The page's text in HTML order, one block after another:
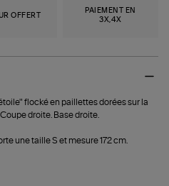
OFFERT
PAIEMENT EN
3X,4X
flocké en paillettes dorées sur la
droite. Base droite.
une taille S et mesure 172 cm.